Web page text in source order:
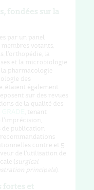
par un panel
votants,
l'orthopédie, la
et la microbiologie
pharmacologie
des
étaient également
sur des revues
de la qualité des
, tenant
l'imprécision,
de publication
contre et 5
de l'utilisation de
(surgical
principale ).